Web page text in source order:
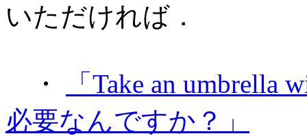
いただければ．
・
「Take an
必要なんですか？」